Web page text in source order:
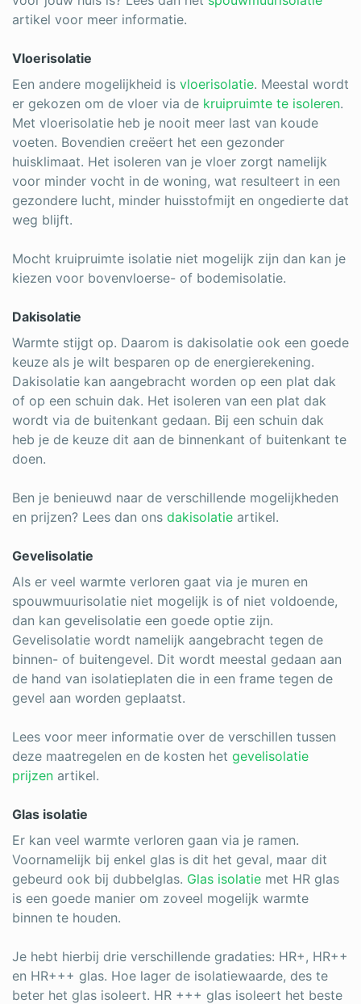
artikel voor meer informatie.
Vloerisolatie
Een andere mogelijkheid is vloerisolatie. Meestal wordt
er gekozen om de vloer via de kruipruimte te isoleren.
Met vloerisolatie heb je nooit meer last van koude
voeten. Bovendien creëert het een gezonder
huisklimaat. Het isoleren van je vloer zorgt namelijk
voor minder vocht in de woning, wat resulteert in een
gezondere lucht, minder huisstofmijt en ongedierte dat
weg blijft.
Mocht kruipruimte isolatie niet mogelijk zijn dan kan je
kiezen voor bovenvloerse- of bodemisolatie.
Dakisolatie
Warmte stijgt op. Daarom is dakisolatie ook een goede
keuze als je wilt besparen op de energierekening.
Dakisolatie kan aangebracht worden op een plat dak
of op een schuin dak. Het isoleren van een plat dak
wordt via de buitenkant gedaan. Bij een schuin dak
heb je de keuze dit aan de binnenkant of buitenkant te
doen.
Ben je benieuwd naar de verschillende mogelijkheden
en prijzen? Lees dan ons dakisolatie artikel.
Gevelisolatie
Als er veel warmte verloren gaat via je muren en
spouwmuurisolatie niet mogelijk is of niet voldoende,
dan kan gevelisolatie een goede optie zijn.
Gevelisolatie wordt namelijk aangebracht tegen de
binnen- of buitengevel. Dit wordt meestal gedaan aan
de hand van isolatieplaten die in een frame tegen de
gevel aan worden geplaatst.
Lees voor meer informatie over de verschillen tussen
deze maatregelen en de kosten het gevelisolatie
prijzen artikel.
Glas isolatie
Er kan veel warmte verloren gaan via je ramen.
Voornamelijk bij enkel glas is dit het geval, maar dit
gebeurd ook bij dubbelglas. Glas isolatie met HR glas
is een goede manier om zoveel mogelijk warmte
binnen te houden.
Je hebt hierbij drie verschillende gradaties: HR+, HR++
en HR+++ glas. Hoe lager de isolatiewaarde, des te
beter het glas isoleert. HR +++ glas isoleert het beste